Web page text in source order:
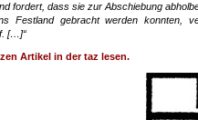
fordert, dass sie zur Abschiebung
Festland gebracht werden konnten,
[…]“
Artikel in der taz lesen.